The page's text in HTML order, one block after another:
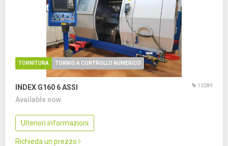
TORNITURA TORNIO A CONTROLLO NUMERICO
INDEX G160 6 ASSI 12289
Available now
Ulteriori informazioni
Richieda un prezzo